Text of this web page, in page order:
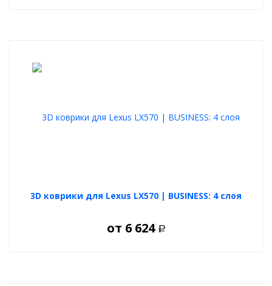
3D коврики для Lexus LX570 | BUSINESS: 4 слоя
от 6 624 Р